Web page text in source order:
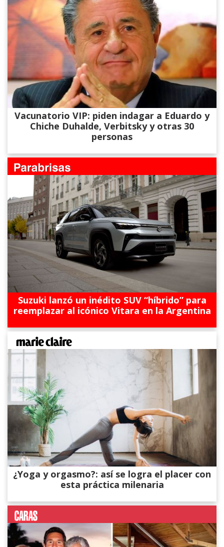
Vacunatorio VIP: piden indagar a Eduardo y
Chiche Duhalde, Verbitsky y otras 30
personas
Suzuki lanzó un inédito SUV “híbrido” para
reemplazar al icónico Vitara en la Argentina
¿Yoga y orgasmo?: así se logra el placer con
esta práctica milenaria